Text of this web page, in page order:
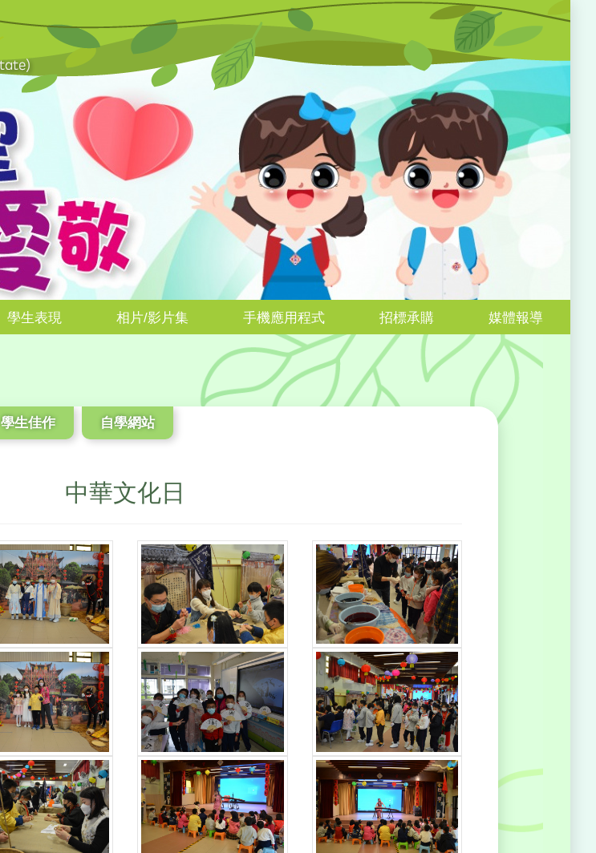
學生表現 相片/影片集 手機應用程式 招標承購 媒體報導
學生佳作 自學網站
中華文化日